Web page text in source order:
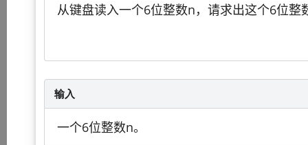
从键盘读入一个6位整数n，请求出这个6位
输入
一个6位整数n。